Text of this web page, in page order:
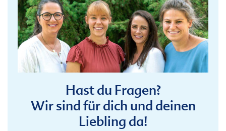
Hast du Fragen?
Wir sind für dich und deinen
Liebling da!